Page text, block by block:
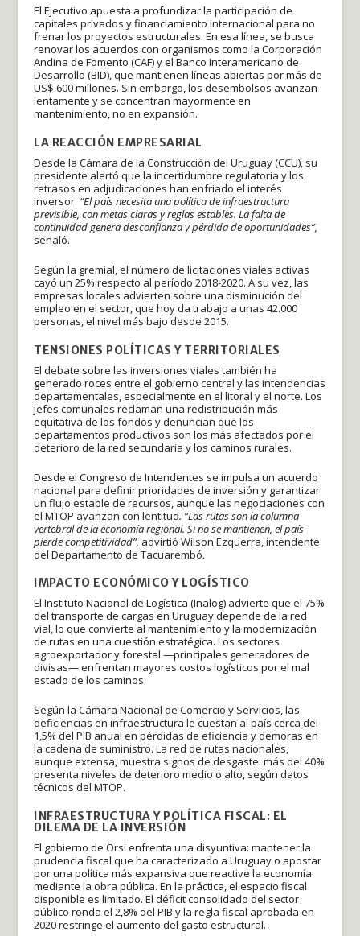
El Ejecutivo apuesta a profundizar la participación de
capitales privados y financiamiento internacional para no
frenar los proyectos estructurales. En esa línea, se busca
renovar los acuerdos con organismos como la Corporación
Andina de Fomento (CAF) y el Banco Interamericano de
Desarrollo (BID), que mantienen líneas abiertas por más de
US$ 600 millones. Sin embargo, los desembolsos avanzan
lentamente y se concentran mayormente en
mantenimiento, no en expansión.
LA REACCIÓN EMPRESARIAL
Desde la Cámara de la Construcción del Uruguay (CCU), su
presidente alertó que la incertidumbre regulatoria y los
retrasos en adjudicaciones han enfriado el interés
inversor. “El país necesita una política de infraestructura
previsible, con metas claras y reglas estables. La falta de
continuidad genera desconfianza y pérdida de oportunidades”,
señaló.
Según la gremial, el número de licitaciones viales activas
cayó un 25% respecto al período 2018-2020. A su vez, las
empresas locales advierten sobre una disminución del
empleo en el sector, que hoy da trabajo a unas 42.000
personas, el nivel más bajo desde 2015.
TENSIONES POLÍTICAS Y TERRITORIALES
El debate sobre las inversiones viales también ha
generado roces entre el gobierno central y las intendencias
departamentales, especialmente en el litoral y el norte. Los
jefes comunales reclaman una redistribución más
equitativa de los fondos y denuncian que los
departamentos productivos son los más afectados por el
deterioro de la red secundaria y los caminos rurales.
Desde el Congreso de Intendentes se impulsa un acuerdo
nacional para definir prioridades de inversión y garantizar
un flujo estable de recursos, aunque las negociaciones con
el MTOP avanzan con lentitud. “Las rutas son la columna
vertebral de la economía regional. Si no se mantienen, el país
pierde competitividad”, advirtió Wilson Ezquerra, intendente
del Departamento de Tacuarembó.
IMPACTO ECONÓMICO Y LOGÍSTICO
El Instituto Nacional de Logística (Inalog) advierte que el 75%
del transporte de cargas en Uruguay depende de la red
vial, lo que convierte al mantenimiento y la modernización
de rutas en una cuestión estratégica. Los sectores
agroexportador y forestal —principales generadores de
divisas— enfrentan mayores costos logísticos por el mal
estado de los caminos.
Según la Cámara Nacional de Comercio y Servicios, las
deficiencias en infraestructura le cuestan al país cerca del
1,5% del PIB anual en pérdidas de eficiencia y demoras en
la cadena de suministro. La red de rutas nacionales,
aunque extensa, muestra signos de desgaste: más del 40%
presenta niveles de deterioro medio o alto, según datos
técnicos del MTOP.
INFRAESTRUCTURA Y POLÍTICA FISCAL: EL
DILEMA DE LA INVERSIÓN
El gobierno de Orsi enfrenta una disyuntiva: mantener la
prudencia fiscal que ha caracterizado a Uruguay o apostar
por una política más expansiva que reactive la economía
mediante la obra pública. En la práctica, el espacio fiscal
disponible es limitado. El déficit consolidado del sector
público ronda el 2,8% del PIB y la regla fiscal aprobada en
2020 restringe el aumento del gasto estructural.